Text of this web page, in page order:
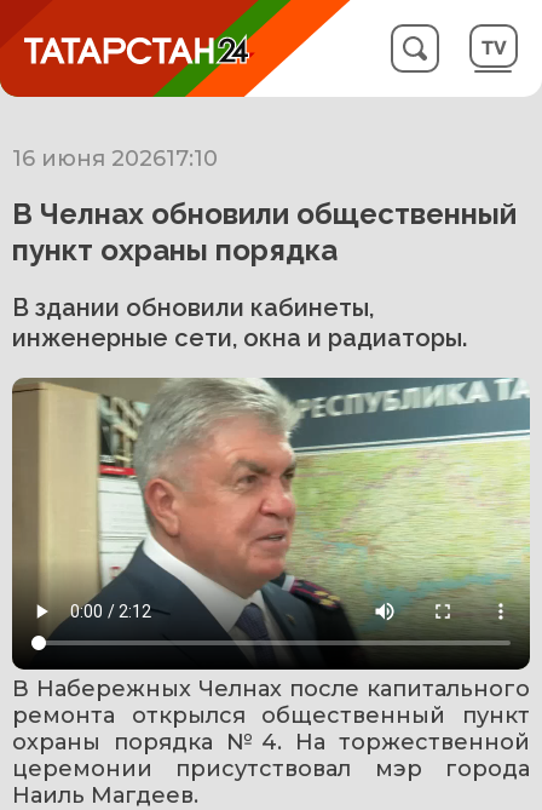
16 июня 202617:10
В Челнах обновили общественный
пункт охраны порядка
В здании обновили кабинеты,
инженерные сети, окна и радиаторы.
В Набережных Челнах после капитального
ремонта открылся общественный пункт
охраны порядка №4. На торжественной
церемонии присутствовал мэр города
Наиль Магдеев.